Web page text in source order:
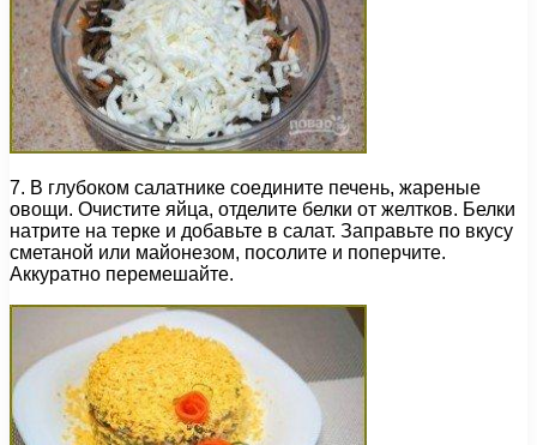
7. В глубоком салатнике соедините печень, жареные
овощи. Очистите яйца, отделите белки от желтков. Белки
натрите на терке и добавьте в салат. Заправьте по вкусу
сметаной или майонезом, посолите и поперчите.
Аккуратно перемешайте.